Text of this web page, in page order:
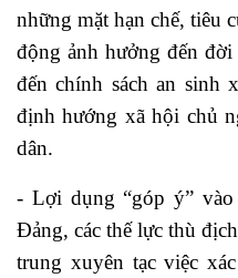
những mặt hạn chế, tiêu
động ảnh hưởng đến
đến chính sách an sinh
định hướng xã hội chủ
dân.
- Lợi dụng “góp ý”
Đảng, các thế lực thù
trung xuyên tạc việc